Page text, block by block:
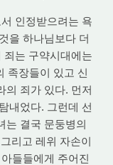
인정받으려는 욕
을 하나님보다 더
죄는 구약시대에는
족장들이 있고 신
의 죄가 있다. 먼저
내었다. 그런데 선
는 결국 문둥병의
리고 레위 자손이
들들에게 주어진